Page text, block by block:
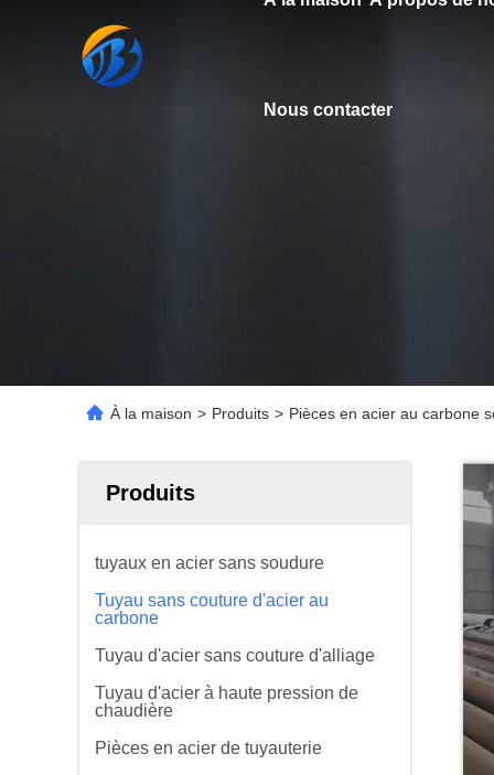
Nous contacter
À la maison > Produits > Pièces en acier au carbone
Produits
tuyaux en acier sans soudure
Tuyau sans couture d'acier au
carbone
Tuyau d'acier sans couture d'alliage
Tuyau d'acier à haute pression de
chaudière
Pièces en acier de tuyauterie